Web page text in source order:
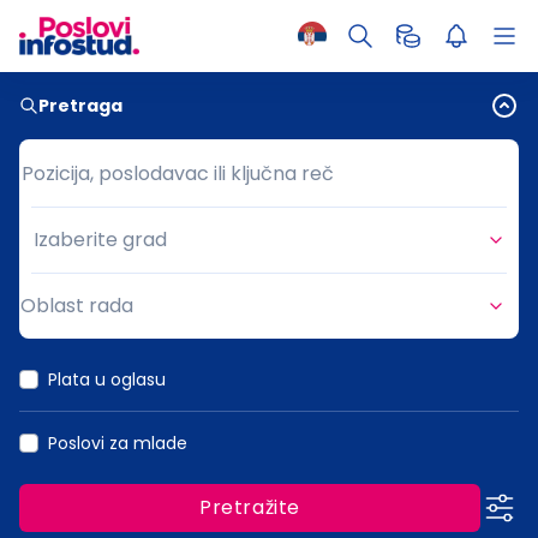
Pretraga
Pozicija, poslodavac ili ključna reč
Pozicija, poslodavac ili ključna reč
Grad
Izaberite grad
Oblast rada
Plata u oglasu
Poslovi za mlade
Pretražite